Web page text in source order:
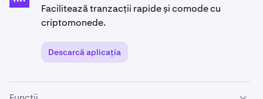
Facilitează tranzacții rapide și comode cu
criptomonede.
Descarcă aplicația